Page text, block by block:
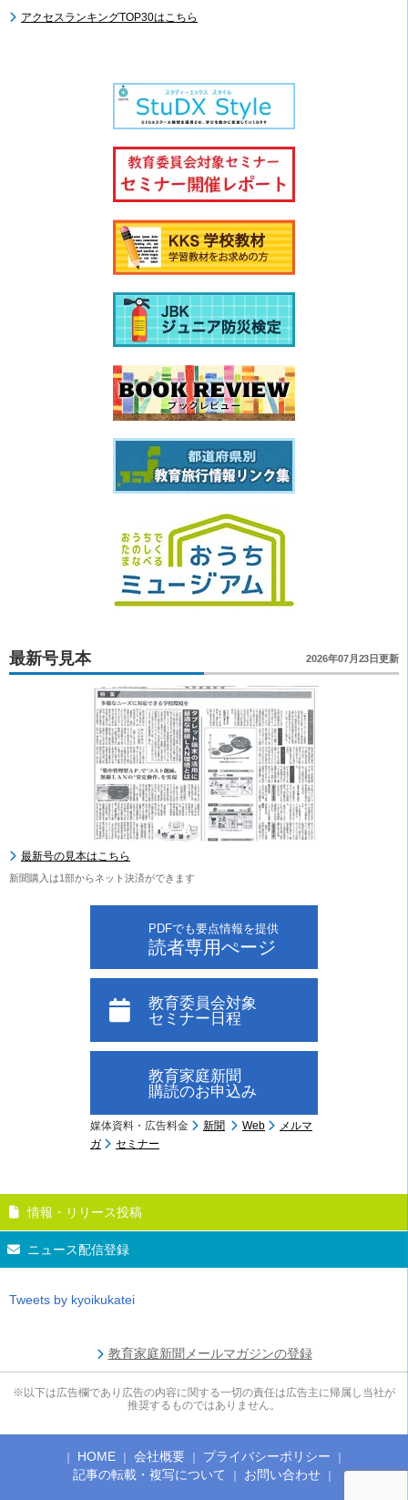
アクセスランキングTOP30はこちら
最新号見本 2026年07月23日更新
最新号の見本はこちら
新聞購入は1部からネット決済ができます
PDFでも要点情報を提供
読者専用ぺージ
教育委員会対象
セミナー日程
教育家庭新聞
購読のお申込み
媒体資料・広告料金 新聞 Web
メルマ
ガ
セミナー
情報・リリース投稿
ニュース配信登録
Tweets by kyoikukatei
教育家庭新聞メールマガジンの登録
※以下は広告欄であり広告の内容に関する一切の責任は広告主に帰属し当社が
推奨するものではありません。
HOME 会社概要
プライバシーポリシー
記事の転載・複写について
お問い合わせ